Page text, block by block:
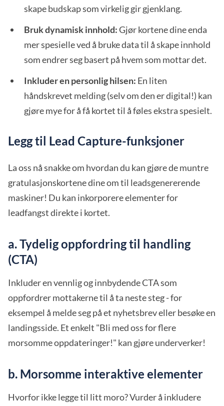
skape budskap som virkelig gir gjenklang.
Bruk dynamisk innhold:Gjør kortene dine enda
mer spesielle ved å bruke data til å skape innhold
som endrer seg basert på hvem som mottar det.
Inkluder en personlig hilsen: En liten
håndskrevet melding (selv om den er digital!) kan
gjøre mye for å få kortet til å føles ekstra spesielt.
Legg til Lead Capture-funksjoner
La oss nå snakke om hvordan du kan gjøre de muntre
gratulasjonskortene dine om til leadsgenererende
maskiner! Du kan inkorporere elementer for
leadfangst direkte i kortet.
a. Tydelig oppfordring til handling
(CTA)
Inkluder en vennlig og innbydende CTA som
oppfordrer mottakerne til å ta neste steg - for
eksempel å melde seg på et nyhetsbrev eller besøke en
landingsside. Et enkelt "Bli med oss for flere
morsomme oppdateringer!" kan gjøre underverker!
b. Morsomme interaktive elementer
Hvorfor ikke legge til litt moro? Vurder å inkludere